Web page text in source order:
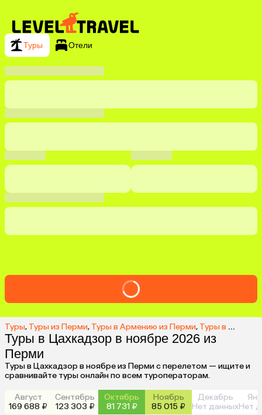
Туры Отели
Туры, Туры из Перми, Туры в Армению из Перми, Туры в Цахкадзор из Перми
Туры в Цахкадзор в ноябре 2026 из
Перми
Туры в Цахкадзор в ноябре из Перми с перелетом — ищите и
сравнивайте туры онлайн по всем туроператорам.
Август
169 688 ₽
Сентябрь
123 303 ₽
Октябрь
81 731 ₽
Ноябрь
85 015 ₽
Декабрь
Нет данныхНет